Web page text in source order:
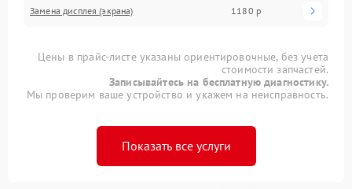
Замена дисплея (экрана) 1180 р
Цены в прайс-листе указаны ориентировочные, без учета
стоимости запчастей.
Записывайтесь на бесплатную диагностику.
Мы проверим ваше устройство и укажем на неисправность.
Показать все услуги